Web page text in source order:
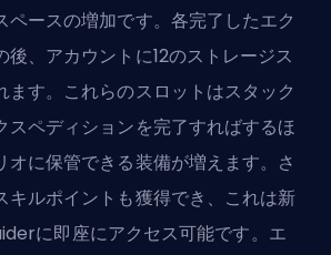
ペースの増加です。各完了したエク
後、アカウントに12のストレージス
ます。これらのスロットはスタック
スペディションを完了すればするほ
オに保管できる装備が増えます。さ
キルポイントも獲得でき、これは新
に即座にアクセス可能です。エ